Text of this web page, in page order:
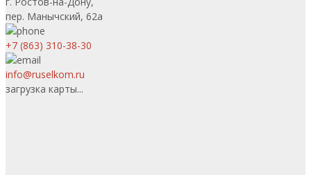
пер. Манычский, 62а
+7 (863) 310-38-30
info@ruselkom.ru
загрузка карты...